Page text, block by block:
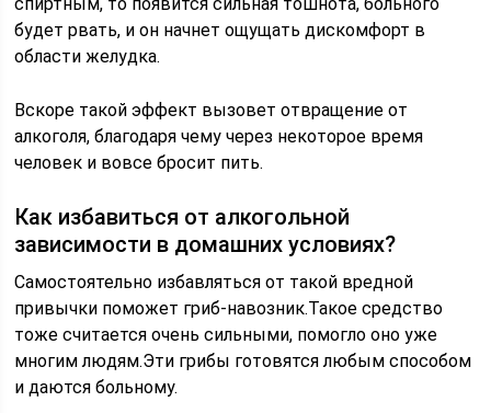
будет рвать, и он начнет ощущать дискомфорт в
области желудка.
Вскоре такой эффект вызовет отвращение от
алкоголя, благодаря чему через некоторое время
человек и вовсе бросит пить.
Как избавиться от алкогольной
зависимости в домашних условиях?
Самостоятельно избавляться от такой вредной
привычки поможет гриб-навозник.Такое средство
тоже считается очень сильными, помогло оно уже
многим людям.Эти грибы готовятся любым способом
и даются больному.